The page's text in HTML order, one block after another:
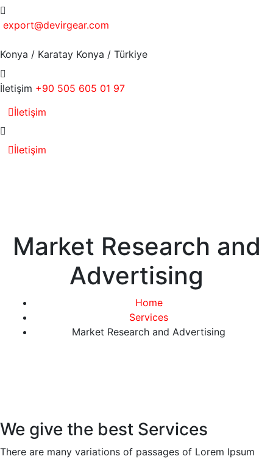
export@devirgear.com
Konya / Karatay Konya / Türkiye
İletişim +90 505 605 01 97
İletişim
İletişim
Market Research and
Advertising
Home
Services
Market Research and Advertising
We give the best Services
There are many variations of passages of Lorem Ipsum